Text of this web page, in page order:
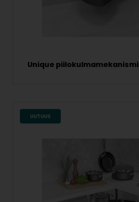
Unique piilokulmamekanismi
UUTUUS